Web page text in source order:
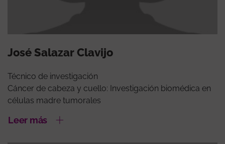
José Salazar Clavijo
Técnico de investigación
Cáncer de cabeza y cuello: Investigación biomédica en
células madre tumorales
Leer más